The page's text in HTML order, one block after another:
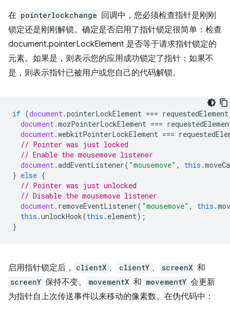
在 pointerlockchange 回调中，您必须检查指针是刚刚
锁定还是刚刚解锁。确定是否启用了指针锁定很简单：检查
document.pointerLockElement 是否等于请求指针锁定的
元素。如果是，则表示您的应用成功锁定了指针；如果不
是，则表示指针已被用户或您自己的代码解锁。
if (document.pointerLockElement === requestedElement
document.mozPointerLockElement ===
document.webkitPointerLockElement ===
// Pointer was just locked
// Enable the mousemove listener
document.addEventListener( "mousemove" , this .
} else {
// Pointer was just unlocked
// Disable the mousemove listener
document. removeEventListener( "mousemove" , this .
this .unlockHook(this . element);
}
启用指针锁定后， clientX 、 clientY 、 screenX 和
screenY 保持不变。 movementX 和 movementY 会更新
为指针自上次传送事件以来移动的像素数。在伪代码中：